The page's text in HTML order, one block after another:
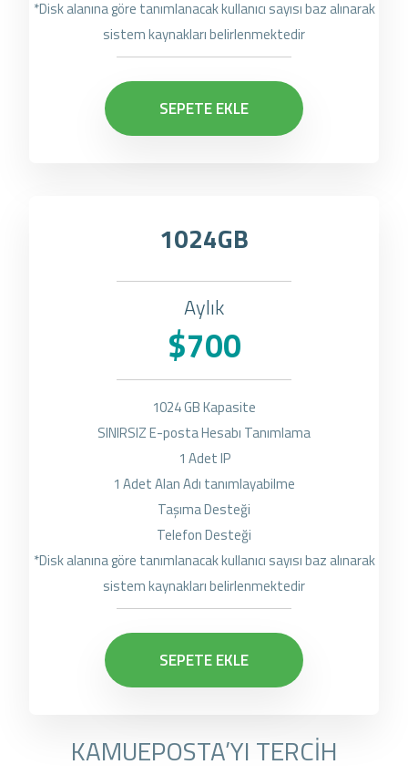
*Disk alanına göre tanımlanacak kullanıcı sayısı baz alınarak
sistem kaynakları belirlenmektedir
SEPETE EKLE
1024GB
Aylık
$700
1024 GB Kapasite
SINIRSIZ E-posta Hesabı Tanımlama
1 Adet IP
1 Adet Alan Adı tanımlayabilme
Taşıma Desteği
Telefon Desteği
*Disk alanına göre tanımlanacak kullanıcı sayısı baz alınarak
sistem kaynakları belirlenmektedir
SEPETE EKLE
KAMUEPOSTA’YI TERCİH